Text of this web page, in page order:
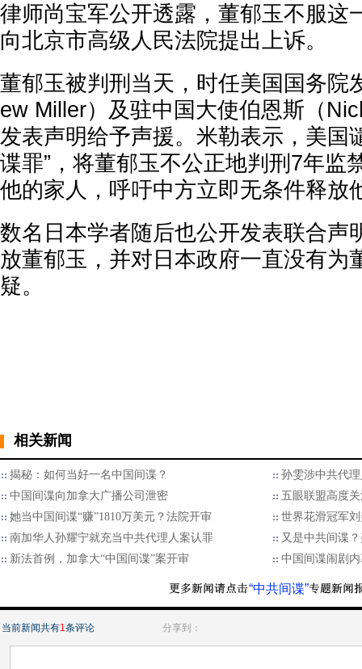
律师尚宝军公开透露，董郁玉不服这
向北京市高级人民法院提出上诉。
董郁玉被判刑当天，时任美国国务院
ew Miller）及驻中国大使伯恩斯（
发表声明给予声援。米勒表示，美国
谍罪”，将董郁玉不公正地判刑7年监
他的家人，呼吁中方立即无条件释放
数名日本学者随后也公开发表联合声
放董郁玉，并对日本政府一直没有为
疑。
相关新闻
揭秘：如何当好一名中国间谍？
孙雯涉中共代
中国间谍向加拿大广播公司泄密
五眼联盟高度
她当中国间谍“赚”1810万美元？法院开审
世界花滑冠军
南加华人孙耀宁就充当中共代理人案认罪
又是中共间谍
新法首例，加拿大“中国间谍”案开审
中国间谍闹剧
“中共间谍”
当前新闻共有1条评论 分享到：